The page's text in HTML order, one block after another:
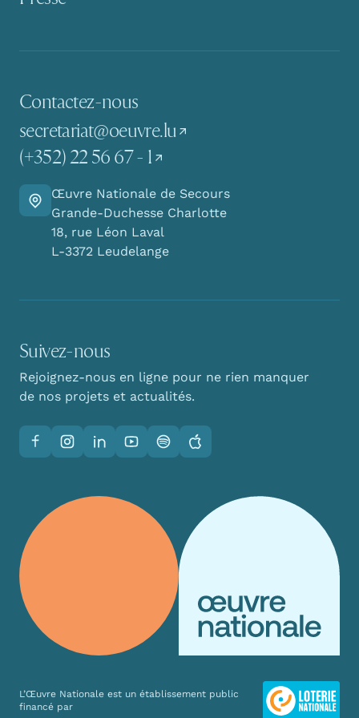
Contactez-nous
secretariat@oeuvre.lu
(+352) 22 56 67 - 1
Y allerŒuvre Nationale de Secours
Grande-Duchesse Charlotte
18, rue Léon Laval
L-3372 Leudelange
Suivez-nous
Rejoignez-nous en ligne pour ne rien manquer
de nos projets et actualités.
FacebookInstagramLinkedInYouTubeSpotifyApple
L’Œuvre Nationale est un établissement public
financé par